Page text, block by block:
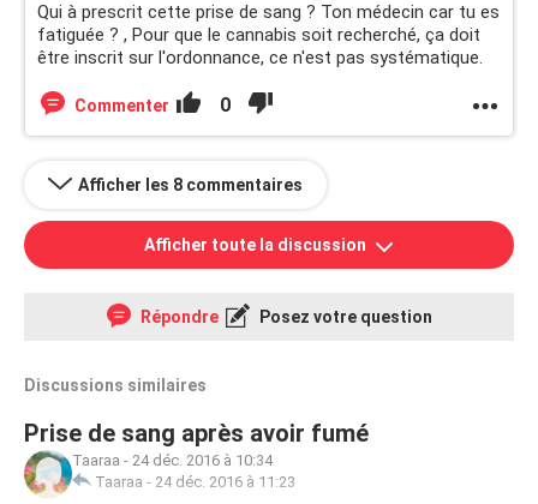
Qui à prescrit cette prise de sang ? Ton médecin car tu es
fatiguée ? , Pour que le cannabis soit recherché, ça doit
être inscrit sur l'ordonnance, ce n'est pas systématique.
Commenter 0
Afficher les 8 commentaires
Afficher toute la discussion
Répondre Posez votre question
Discussions similaires
Prise de sang après avoir fumé
Taaraa - 24 déc. 2016 à 10:34
Taaraa - 24 déc. 2016 à 11:23